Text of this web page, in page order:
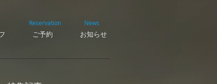
ご予約 お知らせ
Reservation News